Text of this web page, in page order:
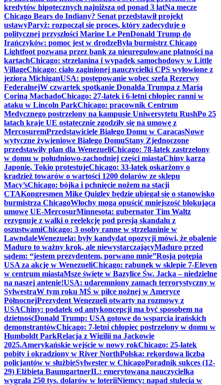
kredytów hipotecznych najniższa od ponad 3 latNa mecze
Chicago Bears do Indiany? Senat przedstawił projekt
ustawyParyż: rozpoczął się proces, który zadecyduje o
politycznej przyszłości Marine Le PenDonald Trump do
Irańczyków: pomoc jest w drodzeByła burmistrz Chicago
Lightfoot pozwana przez bank za nieuregulowane płatności na
kartachChicago: strzelanina i wypadek samochodowy w Little
VillageChicago: ciało zaginionej nauczycielki CPS wyłowione z
jeziora MichiganUSA: postępowanie wobec szefa Rezerwy
FederalnejW czwartek spotkanie Donalda Trumpa z Maríą
Coriną MachadoChicago: 27-latek i 6-letni chłopiec ranni w
ataku w Lincoln ParkChicago: pracownik Centrum
Medycznego postrzelony na kampusie Uniwersytetu RushPo 25
latach kraje UE ostatecznie zgodziły się na umowę z
MercosuremPrzedstawiciele Białego Domu w CaracasNowe
wytyczne żywieniowe Białego DomuStany Zjednoczone
przedstawiły plan dla WenezueliChicago: 78-latek zastrzelony
w domu w południowo-zachodniej części miastaChiny karzą
Japonię, Tokio protestujeChicago: 33-latek oskarżony o
kradzież towarów o wartości 1200 dolarów ze sklepu
Macy’sChicago: bójka i pchnięcie nożem na stacji
CTAKongresmen Mike Quigley będzie ubiegał się o stanowisko
burmistrza ChicagoWłochy mogą opuścić mniejszość blokującą
umowę UE-MercosurMinnesota: gubernator Tim Waltz
rezygnuje z walki o reelekcję pod presją skandalu z
oszustwamiChicago: 3 osoby ranne w strzelaninie w
LawndaleWenezuela: były kandydat opozycji mówi, że obalenie
Maduro to ważny krok, ale niewystarczającyMaduro przed
sądem: “jestem prezydentem, porwano mnie”Rosja potępia
USA za akcję w WenezueliChicago: rabunek w sklepie 7-Eleven
w centrum miastaMsze święte w Bazylice Św. Jacka – niedzielne
na naszej antenie!USA: udaremniony zamach terrorystyczny w
SylwestraW tym roku MŚ w piłce nożnej w Ameryce
PółnocnejPrezydent Wenezueli otwarty na rozmowy z
USAChiny: podatek od antykoncepcji ma być sposobem na
dzietnośćDonald Trump: USA gotowe do wsparcia irańskich
demonstrantówChicago: 7-letni chłopiec postrzelony w domu w
Humboldt ParkRelacja z Wigilii na Jackowie
2025.Amerykańskie wejście w nowy rokChicago: 25-latek
pobity i okradziony w River NorthPolska: rekordowa liczba
policjantów w służbieSylwester w ChicagoPoradnik sukces (12-
29) Elżbieta BaumgartnerIL: emerytowana nauczycielka
wygrała 250 tys. dolarów w loteriiNiemcy: napad stulecia w